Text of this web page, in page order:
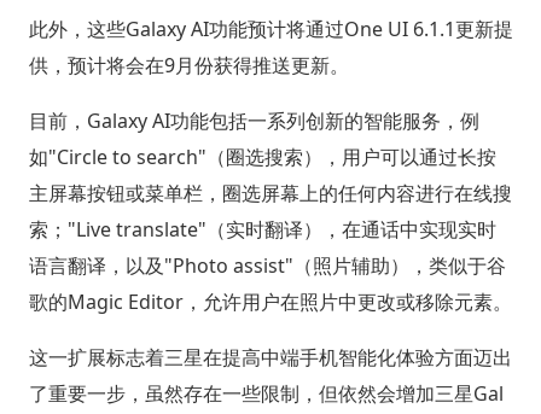
此外，这些Galaxy AI功能预计将通过One UI 6.1.1更新提
供，预计将会在9月份获得推送更新。
目前，Galaxy AI功能包括一系列创新的智能服务，例
如"Circle to search"（圈选搜索），用户可以通过长按
主屏幕按钮或菜单栏，圈选屏幕上的任何内容进行在线搜
索；"Live translate"（实时翻译），在通话中实现实时
语言翻译，以及"Photo assist"（照片辅助），类似于谷
歌的Magic Editor，允许用户在照片中更改或移除元素。
这一扩展标志着三星在提高中端手机智能化体验方面迈出
了重要一步，虽然存在一些限制，但依然会增加三星Gal